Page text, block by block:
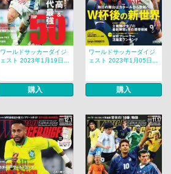
ワールドサッカーダイジ
ェスト 2023年1月19日...
購入
ワールドサッカーダイジ
ェスト 2023年1月05日...
購入